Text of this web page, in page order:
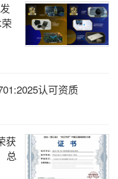
认可资质
获
总